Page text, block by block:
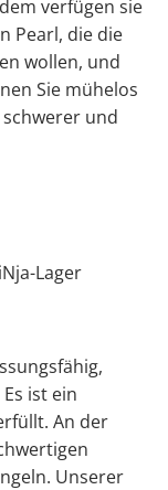
verfügen sie
Pearl, die die
wollen, und
Sie mühelos
und
Lager
ist ein
An der
Unserer